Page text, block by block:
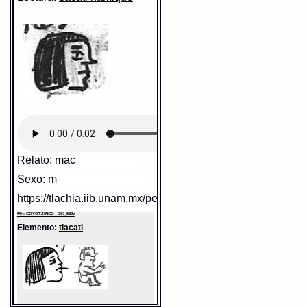
https://tlachia.iib.unam.mx/elemento/09.09.10
MH: COYOTZINCO - 387_582v
Elemento: tlacatl
Sentido: hombre
https://tlachia.iib.unam.mx/elemento/01.01.01
Paleografía:tlacatl
Grafía normalizada:tlacatl
Tipo:r.n.
Traducción uno:
persona
Traducción dos:
persona
Diccionario:Arenas
Relato: mac
Sexo: m
https://tlachia.iib.unam.mx/personaje/387_582v_14
MH: COYOTZINCO - 387_582v
Elemento: tlacatl